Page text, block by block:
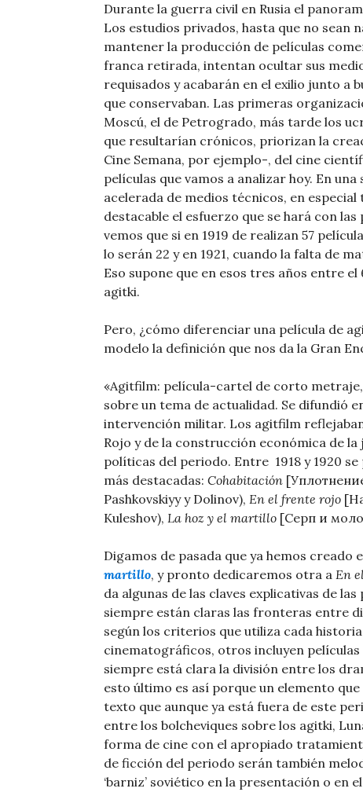
Durante la guerra civil en Rusia el
Los estudios privados, hasta que no sean
mantener la producción de películas
franca retirada, intentan ocultar sus
requisados y acabarán en el exilio junto a
que conservaban. Las primeras
Moscú, el de Petrogrado, más tarde los
que resultarían crónicos, priorizan la
Cine Semana, por ejemplo-, del cine
películas que vamos a analizar hoy. En
acelerada de medios técnicos, en
destacable el esfuerzo que se hará con
vemos que si en 1919 de realizan 57
lo serán 22 y en 1921, cuando la falta de
Eso supone que en esos tres años entre
agitki.
Pero, ¿cómo diferenciar una película de
modelo la definición que nos da la Gran
«Agitfilm: película-cartel de corto
sobre un tema de actualidad. Se difundió
intervención militar. Los agitfilm
Rojo y de la construcción económica de
políticas del periodo. Entre 1918 y 1920
más destacadas: Cohabitación
Pashkovskiyy y Dolinov), En el frente rojo
Kuleshov), La hoz y el martillo [Серп и
Digamos de pasada que ya hemos creado
martillo, y pronto dedicaremos otra a En
da algunas de las claves explicativas de
siempre están claras las fronteras entre
según los criterios que utiliza cada
cinematográficos, otros incluyen
siempre está clara la división entre los
esto último es así porque un elemento
texto que aunque ya está fuera de este
entre los bolcheviques sobre los agitki,
forma de cine con el apropiado
de ficción del periodo serán también
‘barniz’ soviético en la presentación o